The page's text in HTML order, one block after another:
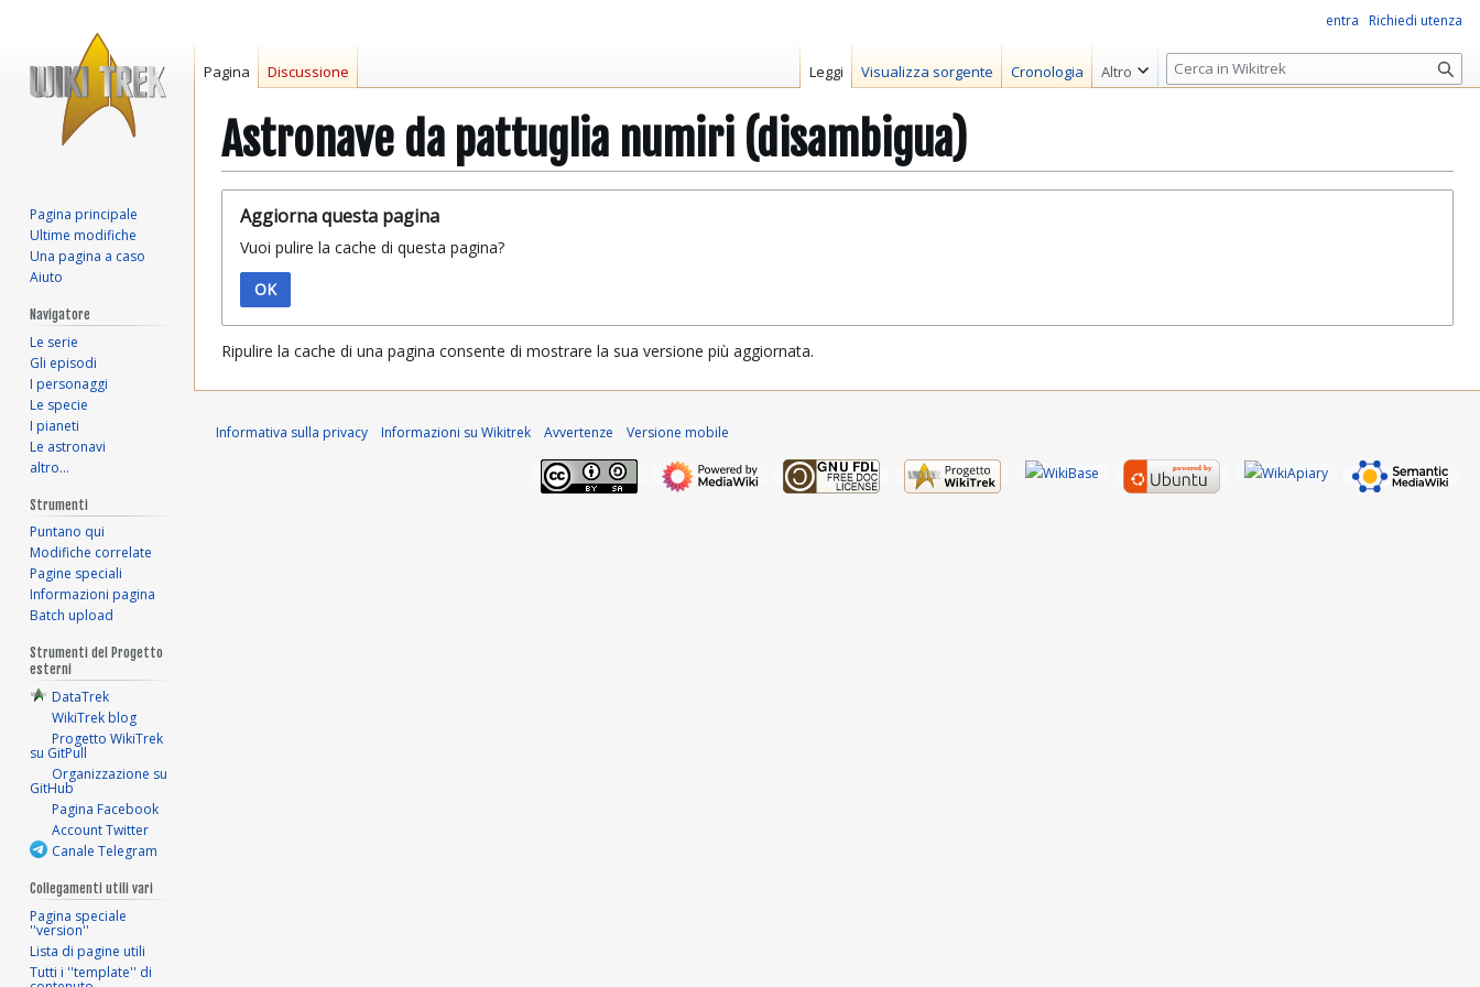
Astronave da pattuglia numiri (disambigua)
alla
navigazione
alla
ricerca
Aggiorna questa pagina
Vuoi pulire la cache di questa pagina?
OK
Ripulire la cache di una pagina consente di mostrare la sua versione più aggiornata.
entra Richiedi utenza
Pagina Discussione Leggi Visualizza sorgente Cronologia Altro
R
i
r
c
Pagina principale
Ultime modifiche
Una pagina a caso
Aiuto
Navigatore
Le serie
Gli episodi
I personaggi
Le specie
I pianeti
Le astronavi
altro…
Strumenti
Puntano qui
Modifiche correlate
Pagine speciali
Informazioni pagina
Batch upload
Strumenti del Progetto
esterni
DataTrek
WikiTrek blog
Progetto WikiTrek
su GitPull
Organizzazione su
GitHub
Pagina Facebook
Account Twitter
Canale Telegram
Collegamenti utili vari
Pagina speciale
''version''
Lista di pagine utili
Tutti i ''template'' di
Informativa sulla privacy Informazioni su Wikitrek Avvertenze Versione mobile